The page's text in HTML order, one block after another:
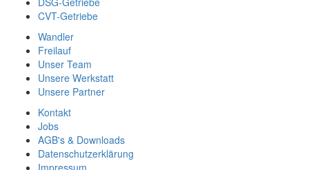
CVT-Getriebe
Wandler
Freilauf
Unser Team
Unsere Werkstatt
Unsere Partner
Kontakt
Jobs
AGB's & Downloads
Datenschutzerklärung